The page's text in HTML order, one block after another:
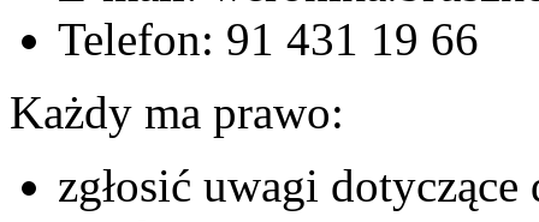
Telefon: 91 431 19 66
Każdy ma prawo:
zgłosić uwagi